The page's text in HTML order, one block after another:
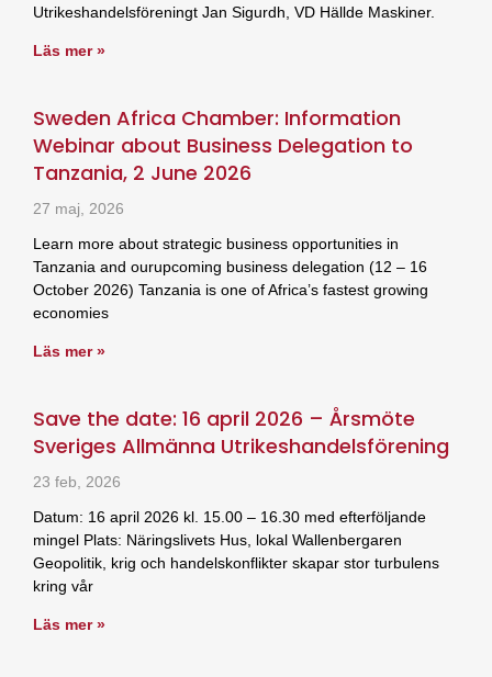
Utrikeshandelsföreningt Jan Sigurdh, VD Hällde Maskiner.
Läs mer »
Sweden Africa Chamber: Information
Webinar about Business Delegation to
Tanzania, 2 June 2026
27 maj, 2026
Learn more about strategic business opportunities in
Tanzania and ourupcoming business delegation (12 – 16
October 2026) Tanzania is one of Africa’s fastest growing
economies
Läs mer »
Save the date: 16 april 2026 – Årsmöte
Sveriges Allmänna Utrikeshandelsförening
23 feb, 2026
Datum: 16 april 2026 kl. 15.00 – 16.30 med efterföljande
mingel Plats: Näringslivets Hus, lokal Wallenbergaren
Geopolitik, krig och handelskonflikter skapar stor turbulens
kring vår
Läs mer »